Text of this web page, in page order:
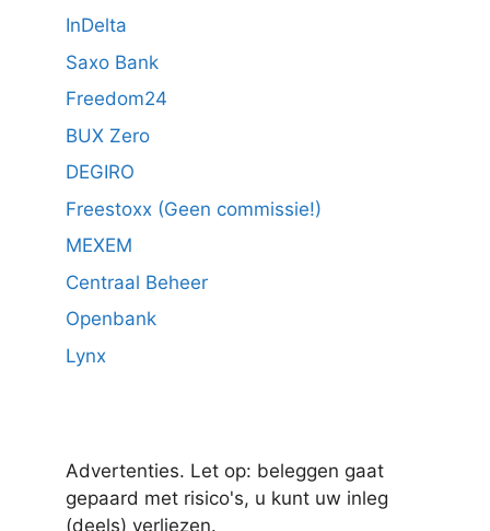
InDelta
Saxo Bank
Freedom24
BUX Zero
DEGIRO
Freestoxx (Geen commissie!)
MEXEM
Centraal Beheer
Openbank
Lynx
Advertenties. Let op: beleggen gaat
gepaard met risico's, u kunt uw inleg
(deels) verliezen.